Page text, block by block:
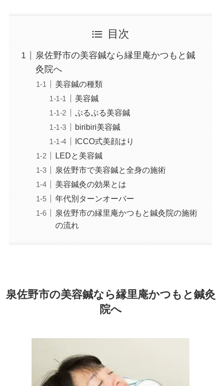
目次
泉佐野市の美容鍼なら縁里庵かつもと鍼
灸院へ
美容鍼の種類
美容鍼
ぷるぷる美容鍼
biribiri美容鍼
ICCO式美顔はり
LEDと美容鍼
泉佐野市で美容鍼と全身の施術
美容鍼灸の効果とは
年代別ターンオーバー
泉佐野市の縁里庵かつもと鍼灸院の施術
の流れ
泉佐野市の美容鍼なら縁里庵かつもと鍼灸
院へ